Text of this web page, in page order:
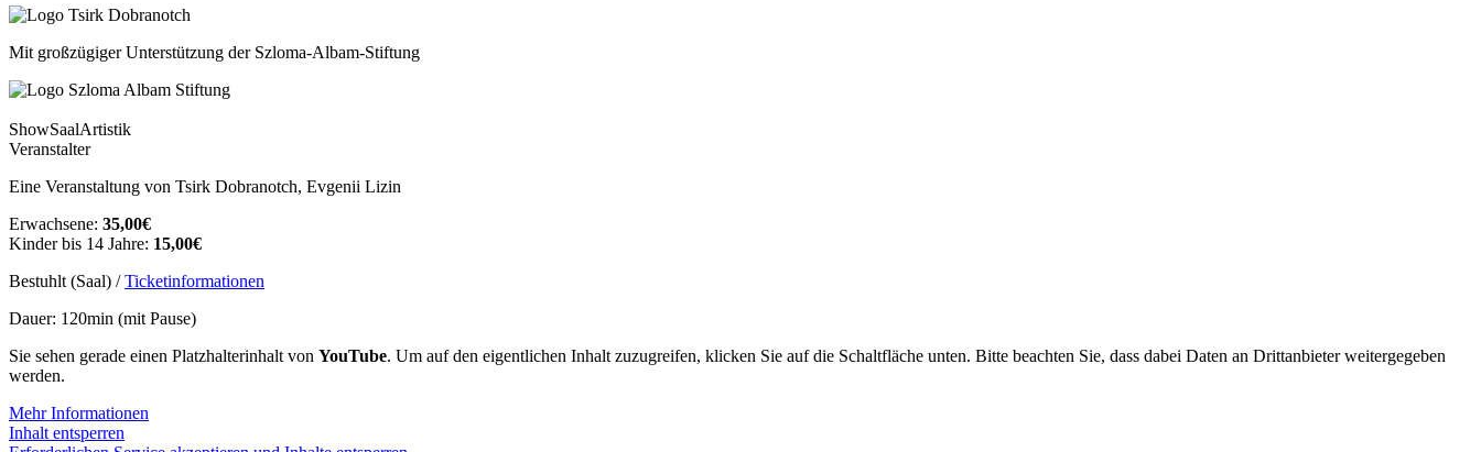
Mit großzügiger Unterstützung der Szloma-Albam-Stiftung
ShowSaalArtistik
Veranstalter
Eine Veranstaltung von Tsirk Dobranotch, Evgenii Lizin
Erwachsene: 35,00€
Kinder bis 14 Jahre: 15,00€
Bestuhlt (Saal) /Ticketinformationen
Dauer: 120min (mit Pause)
Sie sehen gerade einen Platzhalterinhalt von YouTube. Um auf den eigentlichen Inhalt zuzugreifen, klicken Sie auf die Schaltfläche unten. Bitte beachten Sie, dass dabei Daten an Drittanbieter weitergegeben
werden.
Mehr Informationen
Inhalt entsperren